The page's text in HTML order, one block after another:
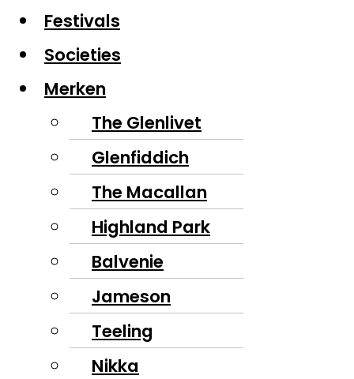
Festivals
Societies
Merken
The Glenlivet
Glenfiddich
The Macallan
Highland Park
Balvenie
Jameson
Teeling
Nikka